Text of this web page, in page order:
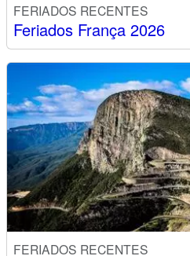
FERIADOS RECENTES
Feriados França 2026
FERIADOS RECENTES